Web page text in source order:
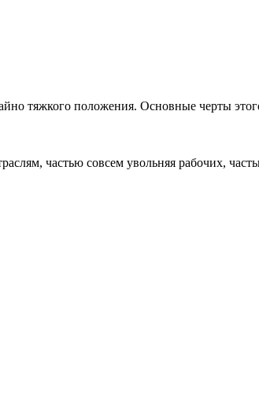
тяжкого положения. Основные черты
частью совсем увольняя рабочих,